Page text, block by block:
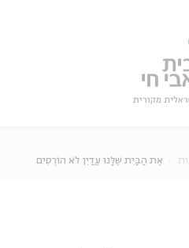
אֶת הַבַּיִת שֶׁלָּנוּ עֲדַיִן לֹא הוֹרְסִים